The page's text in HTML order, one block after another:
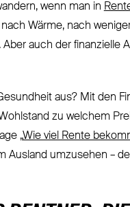
wenn man in
Wärme, nach
auch der finanzielle
aus? Mit den
zu welchem
„Wie viel Rente
Ausland umzusehen –